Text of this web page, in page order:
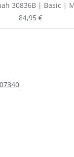
30836B | Basic |
Fit
Regulärer Preis:
84,95 €